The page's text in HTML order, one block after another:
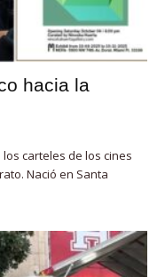
hacia la
los carteles de los cines
Nació en Santa